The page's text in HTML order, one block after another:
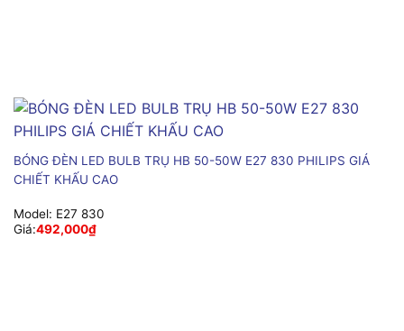
BÓNG ĐÈN LED BULB TRỤ HB 50-50W E27 830 PHILIPS GIÁ
CHIẾT KHẤU CAO
Model: E27 830
Giá:492,000₫